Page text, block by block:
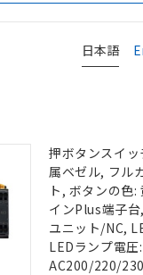
日本語
押ボタンスイ
属ベゼル, フル
ト, ボタンの色
インPlus端子
ユニット/NC,
LEDランプ電圧:
AC200/220/